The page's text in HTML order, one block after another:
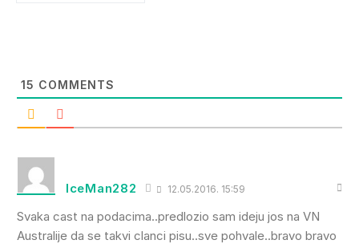
15 COMMENTS
IceMan282 12.05.2016. 15:59
Svaka cast na podacima..predlozio sam ideju jos na VN
Australije da se takvi clanci pisu..sve pohvale..bravo bravo